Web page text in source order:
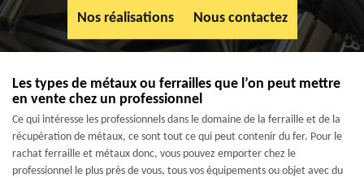
Nos réalisations Nous contactez
Les types de métaux ou ferrailles que l’on peut mettre
en vente chez un professionnel
Ce qui intéresse les professionnels dans le domaine de la ferraille et de la
récupération de métaux, ce sont tout ce qui peut contenir du fer. Pour le
rachat ferraille et métaux donc, vous pouvez emporter chez le
professionnel le plus près de vous, tous vos équipements ou objet avec du